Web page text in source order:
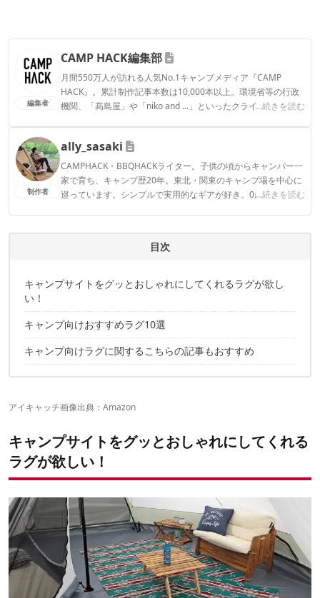
編集者
CAMP HACK編集部
月間550万人が訪れる人気No.1キャンプメディア『CAMP
HACK』。累計制作記事本数は10,000本以上。環境省等の行政
機関、「髙島屋」や「niko and ...」といったクライアントとの
...続きを読む
CAMP HACK編集部のプロフィール
制作者
ally_sasaki
CAMPHACK・BBQHACKライター。子供の頃からキャンパー一
家で育ち、キャンプ歴20年。東北・関東のキャンプ場を中心に
巡っています。シンプルで実用的なギアが好き。0歳娘がいる
...続きを読む
ally_sasakiのプロフィール
目次
キャンプサイトをグッとおしゃれにしてくれるラグが欲し
い！
キャンプ向けおすすめラグ10選
キャンプ向けラグに関するこちらの記事もおすすめ
アイキャッチ画像出典： Amazon
キャンプサイトをグッとおしゃれにしてくれる
ラグが欲しい！